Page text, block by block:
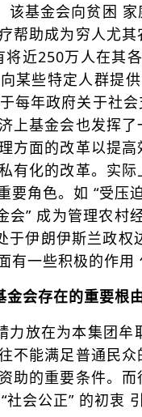
该基金会向贫困
帮助成为穷人尤
将近250万人在其
某些特定人群提
每年政府关于社
上基金会也发挥
方面的改革以提
有化的改革。实
要角色。如 “受压
会” 成为管理农
于伊朗伊斯兰政权
有一些积极的作
金会存在的重要根
力放在为本集团
不能满足普通民
助的重要条件。
社会公正” 的初衷